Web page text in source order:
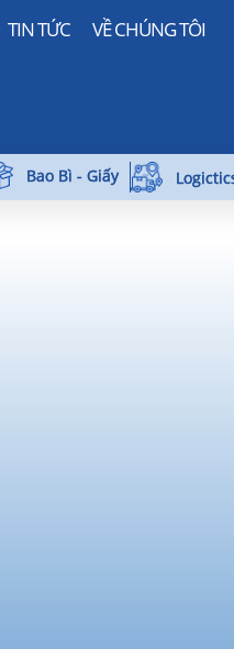
TIN TỨC VỀ CHÚNG TÔI
Bao Bì - Giấy